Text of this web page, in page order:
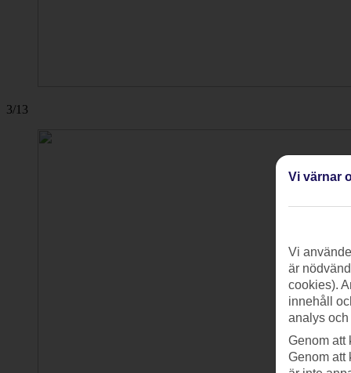
3/13
Vi värnar
Vi
är
cookies).
innehåll
analys
Genom att
Genom att